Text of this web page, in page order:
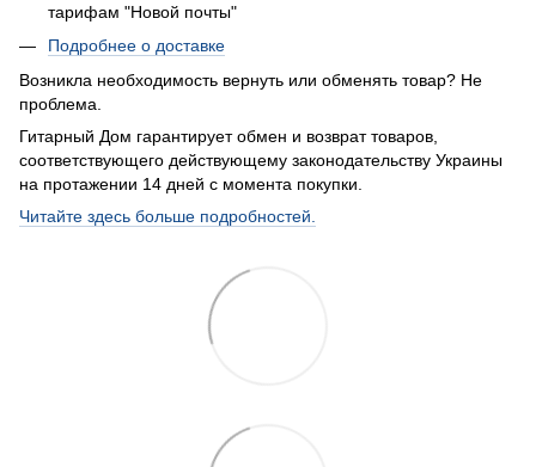
тарифам "Новой почты"
Подробнее о доставке
Возникла необходимость вернуть или обменять товар? Не
проблема.
Гитарный Дом гарантирует обмен и возврат товаров,
соответствующего действующему законодательству Украины
на протажении 14 дней с момента покупки.
Читайте здесь больше подробностей.